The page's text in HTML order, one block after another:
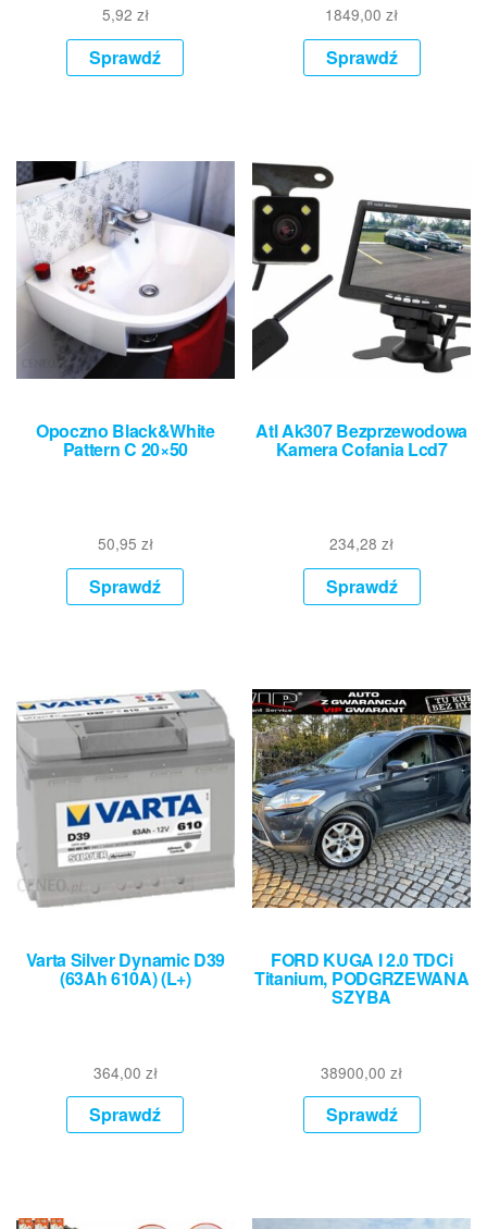
5,92 zł
Sprawdź
1849,00zł
Sprawdź
Opoczno Black&White
Pattern C 20×50
50,95 zł
Sprawdź
Atl Ak307 Bezprzewodowa
Kamera Cofania Lcd7
234,28zł
Sprawdź
Varta Silver Dynamic D39
(63Ah 610A) (L+)
364,00 zł
Sprawdź
FORD KUGA I 2.0 TDCi
Titanium, PODGRZEWANA
SZYBA
38900,00zł
Sprawdź